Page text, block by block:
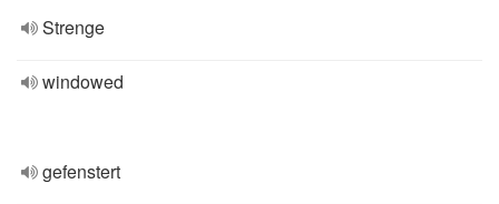
Strenge
windowed
gefenstert